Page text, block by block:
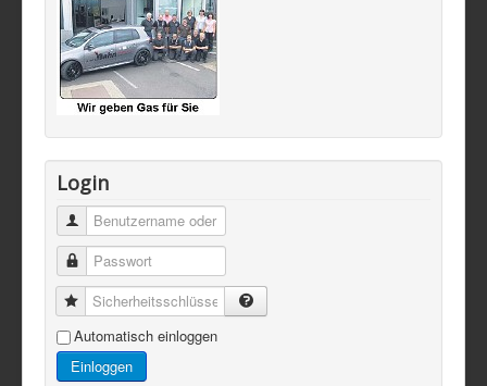
Login
Automatisch einloggen
Einloggen